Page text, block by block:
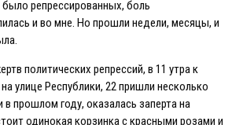
было репрессированных, боль
и во мне. Но прошли недели, месяцы, и
политических репрессий, в 11 утра к
улице Республики, 22 пришли несколько
в прошлом году, оказалась заперта на
одинокая корзинка с красными розами и